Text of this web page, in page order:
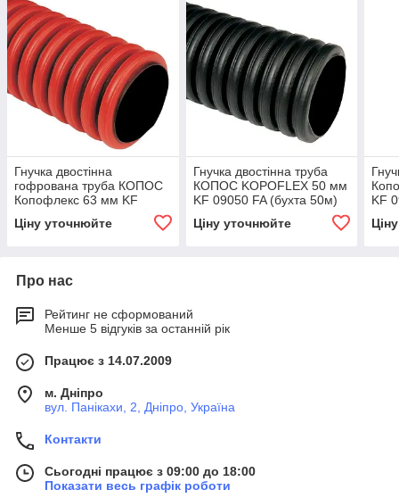
Гнучка двостінна
гофрована труба КОПОС
Копофлекс 63 мм KF
Ціну уточнюйте
Гнучка двостінна труба
КОПОС KOPOFLEX 50 мм
KF 09050 FA (бухта 50м)
Ціну уточнюйте
KF
Про нас
Рейтинг не сформований
Менше 5 відгуків за останній рік
Працює з 14.07.2009
м. Дніпро
вул. Панікахи, 2, Дніпро, Україна
Контакти
Сьогодні працює з 09:00 до 18:00
Показати весь графік роботи